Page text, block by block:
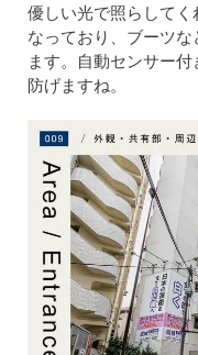
優しい光で照らして
なっており、ブーツ
ます。自動センサー
防げますね。